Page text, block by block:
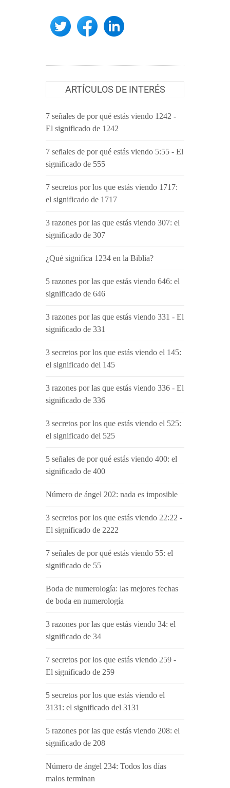
ARTÍCULOS DE INTERÉS
7 señales de por qué estás viendo 1242 -
El significado de 1242
7 señales de por qué estás viendo 5:55 - El
significado de 555
7 secretos por los que estás viendo 1717:
el significado de 1717
3 razones por las que estás viendo 307: el
significado de 307
¿Qué significa 1234 en la Biblia?
5 razones por las que estás viendo 646: el
significado de 646
3 razones por las que estás viendo 331 - El
significado de 331
3 secretos por los que estás viendo el 145:
el significado del 145
3 razones por las que estás viendo 336 - El
significado de 336
3 secretos por los que estás viendo el 525:
el significado del 525
5 señales de por qué estás viendo 400: el
significado de 400
Número de ángel 202: nada es imposible
3 secretos por los que estás viendo 22:22 -
El significado de 2222
7 señales de por qué estás viendo 55: el
significado de 55
Boda de numerología: las mejores fechas
de boda en numerología
3 razones por las que estás viendo 34: el
significado de 34
7 secretos por los que estás viendo 259 -
El significado de 259
5 secretos por los que estás viendo el
3131: el significado del 3131
5 razones por las que estás viendo 208: el
significado de 208
Número de ángel 234: Todos los días
malos terminan